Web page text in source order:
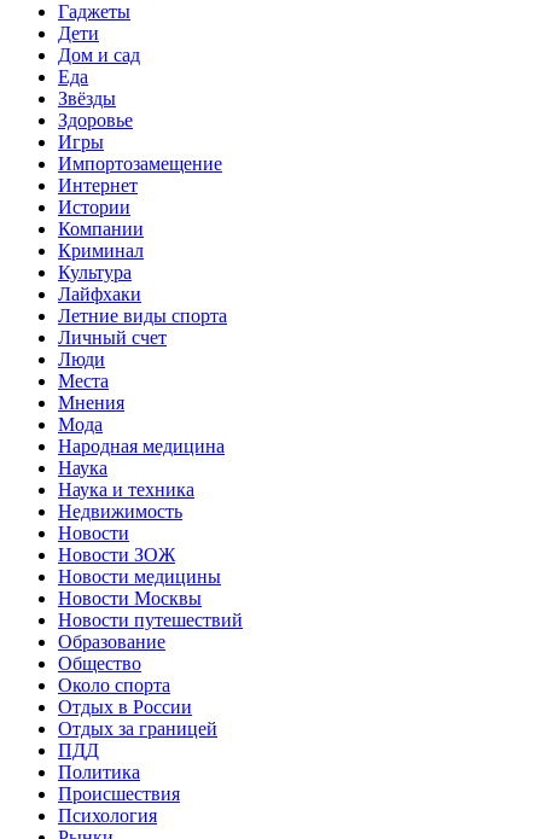
Гаджеты
Дети
Дом и сад
Еда
Звёзды
Здоровье
Игры
Импортозамещение
Интернет
Истории
Компании
Криминал
Культура
Лайфхаки
Летние виды спорта
Личный счет
Люди
Места
Мнения
Мода
Народная медицина
Наука
Наука и техника
Недвижимость
Новости
Новости ЗОЖ
Новости медицины
Новости Москвы
Новости путешествий
Образование
Общество
Около спорта
Отдых в России
Отдых за границей
ПДД
Политика
Происшествия
Психология